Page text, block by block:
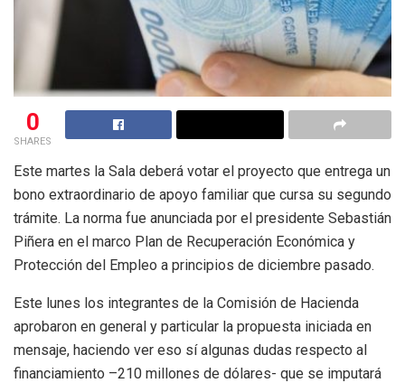
0
SHARES
Este martes la Sala deberá votar el proyecto que entrega un
bono extraordinario de apoyo familiar que cursa su segundo
trámite. La norma fue anunciada por el presidente Sebastián
Piñera en el marco Plan de Recuperación Económica y
Protección del Empleo a principios de diciembre pasado.
Este lunes los integrantes de la Comisión de Hacienda
aprobaron en general y particular la propuesta iniciada en
mensaje, haciendo ver eso sí algunas dudas respecto al
financiamiento –210 millones de dólares- que se imputará